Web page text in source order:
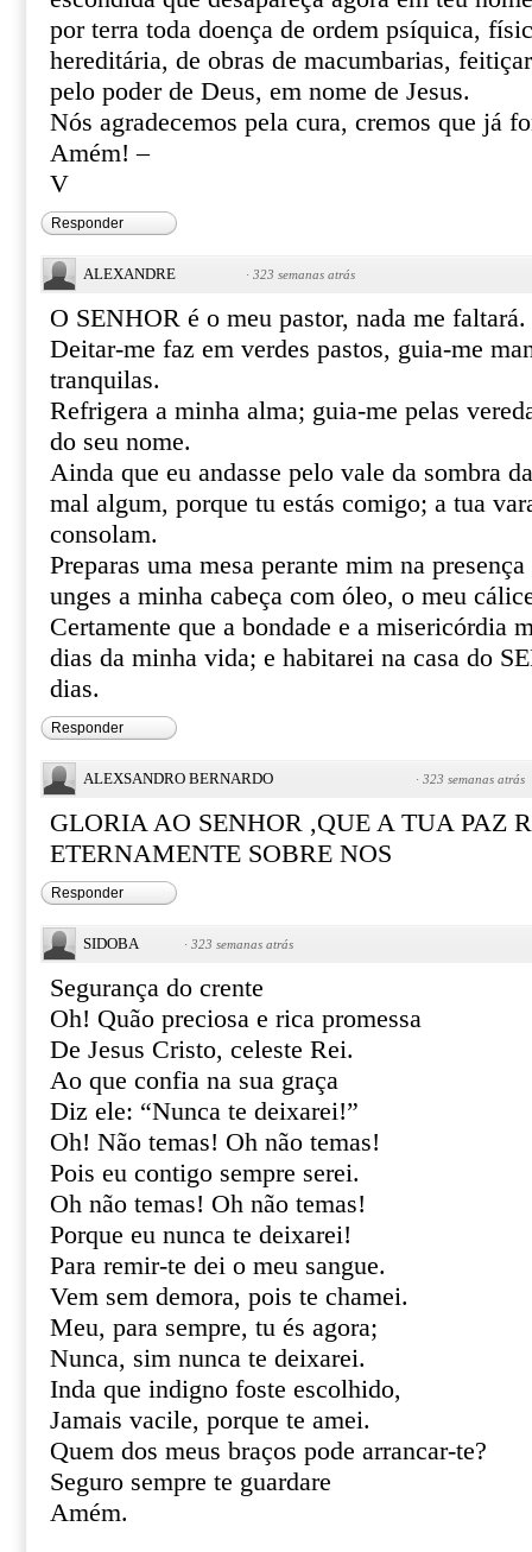
por terra toda doença de ordem psíquica,
hereditária, de obras de macumbarias,
pelo poder de Deus, em nome de Jesus.
Nós agradecemos pela cura, cremos que já
Amém! –
V
Responder
ALEXANDRE · 323 semanas atrás
O SENHOR é o meu pastor, nada me faltará.
Deitar-me faz em verdes pastos, guia-me
tranquilas.
Refrigera a minha alma; guia-me pelas
do seu nome.
Ainda que eu andasse pelo vale da sombra
mal algum, porque tu estás comigo; a tua
consolam.
Preparas uma mesa perante mim na
unges a minha cabeça com óleo, o meu
Certamente que a bondade e a misericórdia
dias da minha vida; e habitarei na casa do
dias.
Responder
ALEXSANDRO BERNARDO · 323 semanas atrás
GLORIA AO SENHOR ,QUE A TUA PAZ
ETERNAMENTE SOBRE NOS
Responder
SIDOBA · 323 semanas atrás
Segurança do crente
Oh! Quão preciosa e rica promessa
De Jesus Cristo, celeste Rei.
Ao que confia na sua graça
Diz ele: “Nunca te deixarei!”
Oh! Não temas! Oh não temas!
Pois eu contigo sempre serei.
Oh não temas! Oh não temas!
Porque eu nunca te deixarei!
Para remir-te dei o meu sangue.
Vem sem demora, pois te chamei.
Meu, para sempre, tu és agora;
Nunca, sim nunca te deixarei.
Inda que indigno foste escolhido,
Jamais vacile, porque te amei.
Quem dos meus braços pode arrancar-te?
Seguro sempre te guardare
Amém.